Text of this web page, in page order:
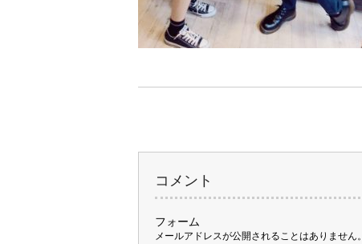
コメント
フォーム
メールアドレスが公開されることはありません。